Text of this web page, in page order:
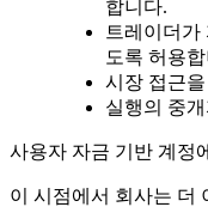
합니다.
트레이더가
도록 허용
시장 접근
실행의 중
사용자 자금 기반 계정
이 시점에서 회사는 더